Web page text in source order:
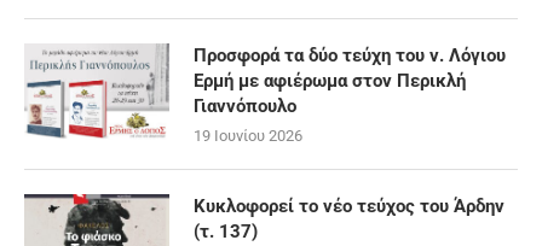
Προσφορά τα δύο τεύχη του ν. Λόγιου
Ερμή με αφιέρωμα στον Περικλή
Γιαννόπουλο
19 Ιουνίου 2026
Κυκλοφορεί το νέο τεύχος του Άρδην
(τ. 137)